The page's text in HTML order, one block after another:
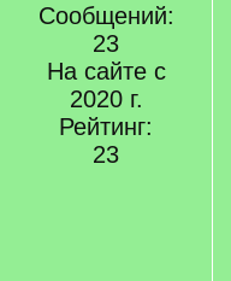
Сообщений:
23
На сайте с
2020 г.
Рейтинг:
23